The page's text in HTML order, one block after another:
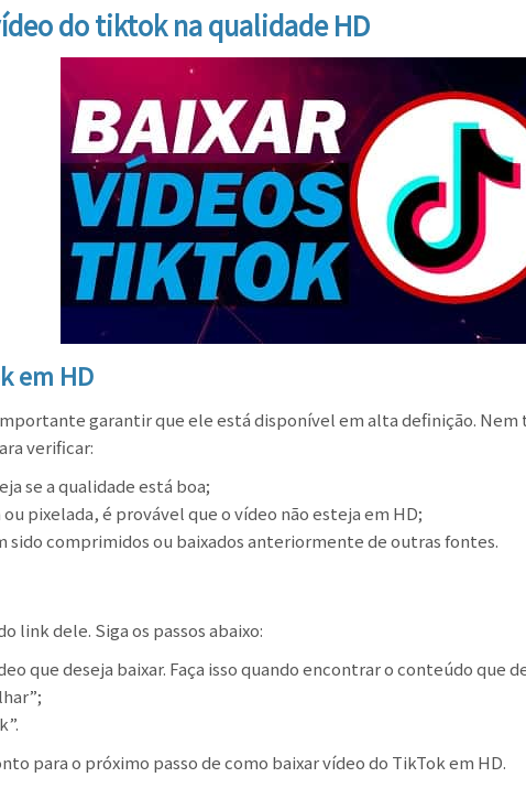
do tiktok na qualidade HD
em HD
garantir que ele está disponível em alta definição. Nem
verificar:
se a qualidade está boa;
pixelada, é provável que o vídeo não esteja em HD;
sido comprimidos ou baixados anteriormente de outras fontes.
link dele. Siga os passos abaixo:
que deseja baixar. Faça isso quando encontrar o conteúdo que
para o próximo passo de como baixar vídeo do TikTok em HD.